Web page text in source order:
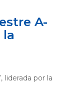
A-
liderada por la